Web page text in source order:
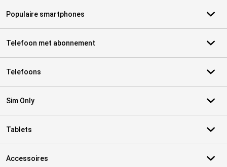
Populaire smartphones
Telefoon met abonnement
Telefoons
Sim Only
Tablets
Accessoires